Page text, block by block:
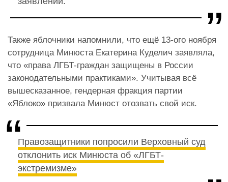
Также яблочники напомнили, что ещё 13-ого ноября
сотрудница Минюста Екатерина Куделич заявляла,
что «права ЛГБТ-граждан защищены в России
законодательными практиками». Учитывая всё
вышесказанное, гендерная фракция партии
«Яблоко» призвала Минюст отозвать свой иск.
Правозащитники попросили Верховный суд
отклонить иск Минюста об «ЛГБТ-
экстремизме»